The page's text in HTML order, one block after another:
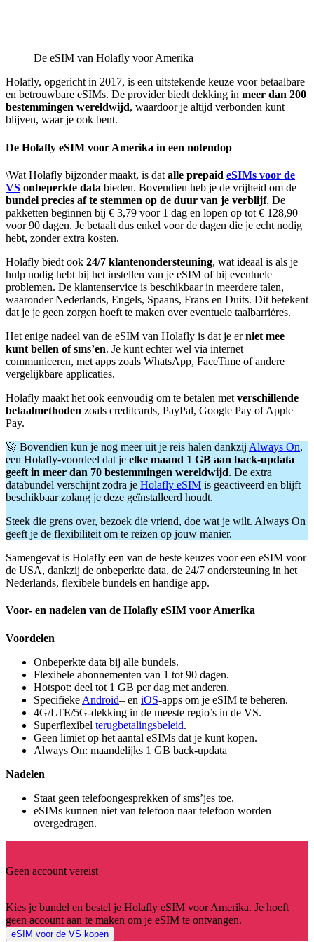
De eSIM van Holafly voor Amerika
Holafly, opgericht in 2017, is een uitstekende keuze voor betaalbare
en betrouwbare eSIMs. De provider biedt dekking in meer dan 200
bestemmingen wereldwijd, waardoor je altijd verbonden kunt
blijven, waar je ook bent.
De Holafly eSIM voor Amerika in een notendop
\Wat Holafly bijzonder maakt, is dat alle prepaid eSIMs voor de
VS onbeperkte data bieden. Bovendien heb je de vrijheid om de
bundel precies af te stemmen op de duur van je verblijf. De
pakketten beginnen bij € 3,79 voor 1 dag en lopen op tot € 128,90
voor 90 dagen. Je betaalt dus enkel voor de dagen die je echt nodig
hebt, zonder extra kosten.
Holafly biedt ook 24/7 klantenondersteuning, wat ideaal is als je
hulp nodig hebt bij het instellen van je eSIM of bij eventuele
problemen. De klantenservice is beschikbaar in meerdere talen,
waaronder Nederlands, Engels, Spaans, Frans en Duits. Dit betekent
dat je je geen zorgen hoeft te maken over eventuele taalbarrières.
Het enige nadeel van de eSIM van Holafly is dat je erniet mee
kunt bellen of sms’en. Je kunt echter wel via internet
communiceren, met apps zoals WhatsApp, FaceTime of andere
vergelijkbare applicaties.
Holafly maakt het ook eenvoudig om te betalen met verschillende
betaalmethoden zoals creditcards, PayPal, Google Pay of Apple
Pay.
🚀 Bovendien kun je nog meer uit je reis halen dankzij Always On,
een Holafly-voordeel dat je elke maand 1 GB aan back-updata
geeft in meer dan 70 bestemmingen wereldwijd. De extra
databundel verschijnt zodra je Holafly eSIM is geactiveerd en blijft
beschikbaar zolang je deze geïnstalleerd houdt.
Steek die grens over, bezoek die vriend, doe wat je wilt. Always On
geeft je de flexibiliteit om te reizen op jouw manier.
Samengevat is Holafly een van de beste keuzes voor een eSIM voor
de USA, dankzij de onbeperkte data, de 24/7 ondersteuning in het
Nederlands, flexibele bundels en handige app.
Voor- en nadelen van de Holafly eSIM voor Amerika
Voordelen
Onbeperkte data bij alle bundels.
Flexibele abonnementen van 1 tot 90 dagen.
Hotspot: deel tot 1 GB per dag met anderen.
Specifieke Android– en iOS-apps om je eSIM te beheren.
4G/LTE/5G-dekking in de meeste regio’s in de VS.
Superflexibel terugbetalingsbeleid.
Geen limiet op het aantal eSIMs dat je kunt kopen.
Always On: maandelijks 1 GB back-updata
Nadelen
Staat geen telefoongesprekken of sms’jes toe.
eSIMs kunnen niet van telefoon naar telefoon worden
overgedragen.
Geen account vereist
Kies je bundel en bestel je Holafly eSIM voor Amerika. Je hoeft
geen account aan te maken om je eSIM te ontvangen.
eSIM voor de VS kopen